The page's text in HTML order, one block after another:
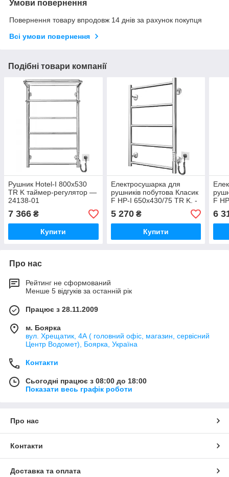
Умови повернення
Повернення товару впродовж 14 днів за рахунок покупця
Всі умови повернення
Подібні товари компанії
Рушник Hotel-I 800х530
TR K таймер-регулятор —
24138-01
7 366 ₴
Купити
Електросушарка для
рушників побутова Класик
F НР-I 650х430/75 TR K. -
34517-01
5 270₴
Купити
F
6
Про нас
Рейтинг не сформований
Менше 5 відгуків за останній рік
Працює з 28.11.2009
м. Боярка
вул. Хрещатик, 4А ( головний офіс, магазин, сервісний
Центр Водомет), Боярка, Україна
Контакти
Сьогодні працює з 08:00 до 18:00
Показати весь графік роботи
Про нас
Контакти
Доставка та оплата